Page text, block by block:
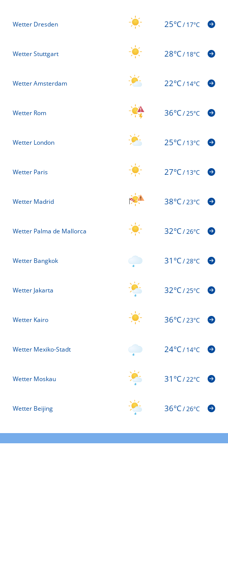
Wetter Dresden 25°C/17°C
Wetter Stuttgart 28°C/18°C
Wetter Amsterdam 22°C/14°C
Wetter Rom 36°C/25°C
Wetter London 25°C/13°C
Wetter Paris 27°C/13°C
Wetter Madrid 38°C/23°C
Wetter Palma de Mallorca 32°C/26°C
Wetter Bangkok 31°C/28°C
Wetter Jakarta 32°C/25°C
Wetter Kairo 36°C/23°C
Wetter Mexiko-Stadt 24°C/14°C
Wetter Moskau 31°C/22°C
Wetter Beijing 36°C/26°C